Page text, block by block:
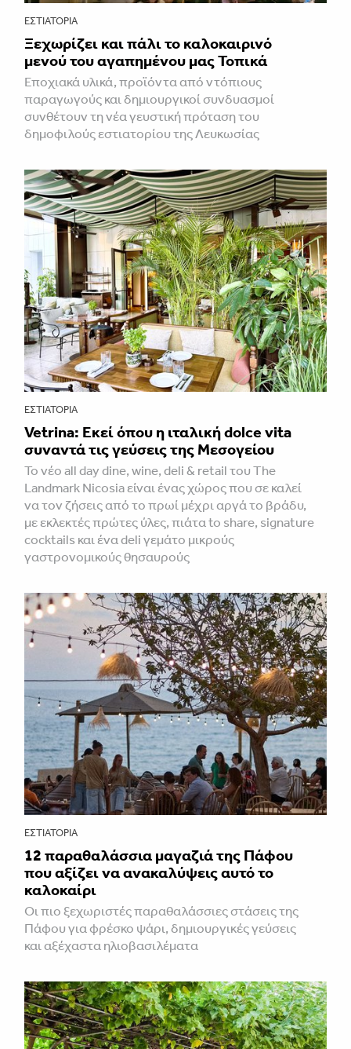
ΕΣΤΙΑΤΌΡΙΑ
Ξεχωρίζει και πάλι το καλοκαιρινό
μενού του αγαπημένου μας Τοπικά
Εποχιακά υλικά, προϊόντα από ντόπιους
παραγωγούς και δημιουργικοί συνδυασμοί
συνθέτουν τη νέα γευστική πρόταση του
δημοφιλούς εστιατορίου της Λευκωσίας
ΕΣΤΙΑΤΌΡΙΑ
Vetrina: Εκεί όπου η ιταλική dolce vita
συναντά τις γεύσεις της Μεσογείου
Το νέο all day dine, wine, deli & retail του The
Landmark Nicosia είναι ένας χώρος που σε καλεί
να τον ζήσεις από το πρωί μέχρι αργά το βράδυ,
με εκλεκτές πρώτες ύλες, πιάτα to share, signature
cocktails και ένα deli γεμάτο μικρούς
γαστρονομικούς θησαυρούς
ΕΣΤΙΑΤΌΡΙΑ
12 παραθαλάσσια μαγαζιά της Πάφου
που αξίζει να ανακαλύψεις αυτό το
καλοκαίρι
Οι πιο ξεχωριστές παραθαλάσσιες στάσεις της
Πάφου για φρέσκο ψάρι, δημιουργικές γεύσεις
και αξέχαστα ηλιοβασιλέματα